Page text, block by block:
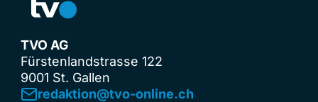
TVO AG
Fürstenlandstrasse 122
9001 St. Gallen
redaktion@tvo-online.ch